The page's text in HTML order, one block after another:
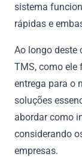
sistema
rápidas e
Ao longo deste
TMS, como ele
entrega para o
soluções
abordar como
considerando
empresas.